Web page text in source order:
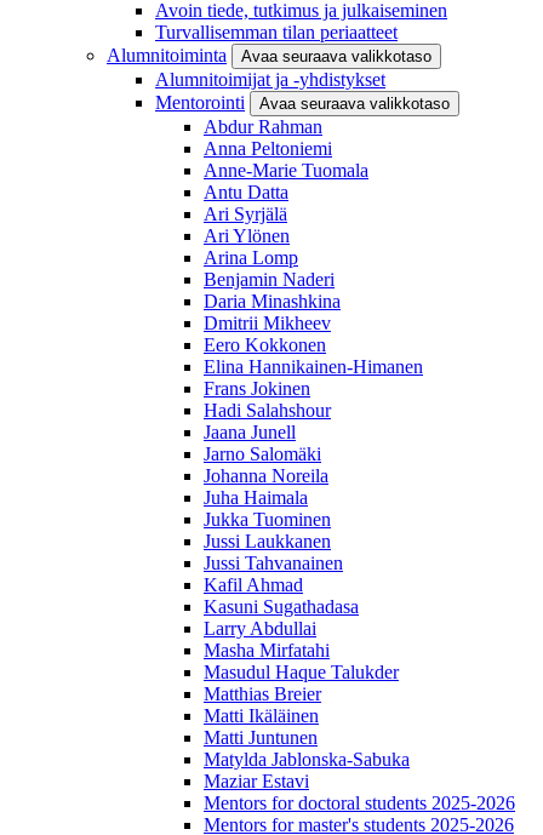
Avoin tiede, tutkimus ja julkaiseminen
Turvallisemman tilan periaatteet
Alumnitoiminta
Avaa seuraava valikkotaso
Alumnitoimijat ja -yhdistykset
Mentorointi
Avaa seuraava valikkotaso
Abdur Rahman
Anna Peltoniemi
Anne-Marie Tuomala
Antu Datta
Ari Syrjälä
Ari Ylönen
Arina Lomp
Benjamin Naderi
Daria Minashkina
Dmitrii Mikheev
Eero Kokkonen
Elina Hannikainen-Himanen
Frans Jokinen
Hadi Salahshour
Jaana Junell
Jarno Salomäki
Johanna Noreila
Juha Haimala
Jukka Tuominen
Jussi Laukkanen
Jussi Tahvanainen
Kafil Ahmad
Kasuni Sugathadasa
Larry Abdullai
Masha Mirfatahi
Masudul Haque Talukder
Matthias Breier
Matti Ikäläinen
Matti Juntunen
Matylda Jablonska-Sabuka
Maziar Estavi
Mentors for doctoral students 2025-2026
Mentors for master's students 2025-2026